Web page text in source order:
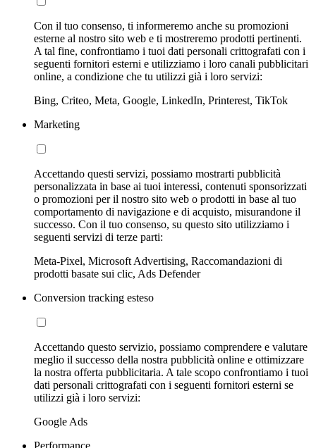
Con il tuo consenso, ti informeremo anche su promozioni
esterne al nostro sito web e ti mostreremo prodotti pertinenti.
A tal fine, confrontiamo i tuoi dati personali crittografati con i
seguenti fornitori esterni e utilizziamo i loro canali pubblicitari
online, a condizione che tu utilizzi già i loro servizi:
Bing, Criteo, Meta, Google, LinkedIn, Printerest, TikTok
Marketing
Accettando questi servizi, possiamo mostrarti pubblicità
personalizzata in base ai tuoi interessi, contenuti sponsorizzati
o promozioni per il nostro sito web o prodotti in base al tuo
comportamento di navigazione e di acquisto, misurandone il
successo. Con il tuo consenso, su questo sito utilizziamo i
seguenti servizi di terze parti:
Meta-Pixel, Microsoft Advertising, Raccomandazioni di
prodotti basate sui clic, Ads Defender
Conversion tracking esteso
Accettando questo servizio, possiamo comprendere e valutare
meglio il successo della nostra pubblicità online e ottimizzare
la nostra offerta pubblicitaria. A tale scopo confrontiamo i tuoi
dati personali crittografati con i seguenti fornitori esterni se
utilizzi già i loro servizi:
Google Ads